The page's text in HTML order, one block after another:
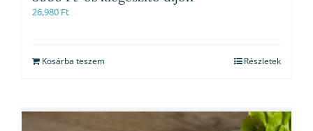
26,980 Ft
Kosárba teszem Részletek